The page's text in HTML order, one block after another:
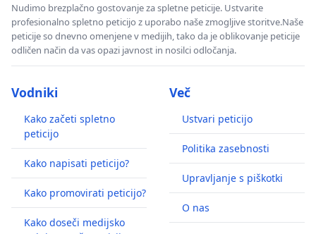
Nudimo brezplačno gostovanje za spletne peticije. Ustvarite
profesionalno spletno peticijo z uporabo naše zmogljive storitve.Naše
peticije so dnevno omenjene v medijih, tako da je oblikovanje peticije
odličen način da vas opazi javnost in nosilci odločanja.
Vodniki
Kako začeti spletno
peticijo
Kako napisati peticijo?
Kako promovirati peticijo?
Kako doseči medijsko
Več
Ustvari peticijo
Politika zasebnosti
Upravljanje s piškotki
O nas